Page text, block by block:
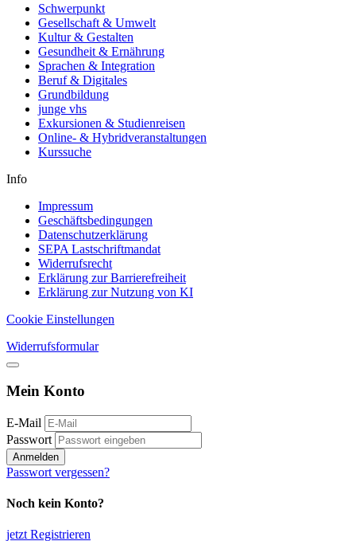
Schwerpunkt
Gesellschaft & Umwelt
Kultur & Gestalten
Gesundheit & Ernährung
Sprachen & Integration
Beruf & Digitales
Grundbildung
junge vhs
Exkursionen & Studienreisen
Online- & Hybridveranstaltungen
Kurssuche
Info
Impressum
Geschäftsbedingungen
Datenschutzerklärung
SEPA Lastschriftmandat
Widerrufsrecht
Erklärung zur Barrierefreiheit
Erklärung zur Nutzung von KI
Cookie Einstellungen
Widerrufsformular
Mein Konto
E-Mail
Passwort
Anmelden
Passwort vergessen?
Noch kein Konto?
jetzt Registrieren